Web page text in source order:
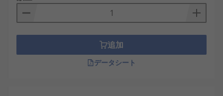
追加
データシート